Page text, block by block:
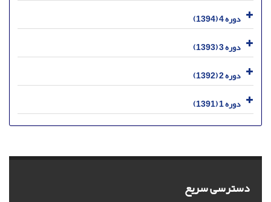
دوره 4 (1394)
دوره 3 (1393)
دوره 2 (1392)
دوره 1 (1391)
دسترسی سریع